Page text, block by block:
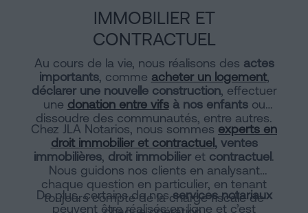
IMMOBILIER ET
CONTRACTUEL
Au cours de la vie, nous réalisons des actes
importants, comme acheter un logement,
déclarer une nouvelle construction, effectuer
une donation entre vifsà nos enfantsou
dissoudre des communautés, entre autres.
Chez JLA Notarios, nous sommes experts en
droit immobilier et contractuel , ventes
immobilières, droit immobilier et contractuel .
Nous guidons nos clients en analysant
chaque question en particulier, en tenant
toujours compte de la charge fiscale de
De plus, certains de nosservices notariaux
peuvent être réalisés en ligne et c’est